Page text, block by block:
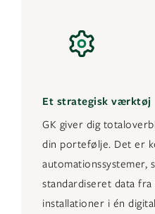
Et strategisk værktøj
GK giver dig
din portefølje. Det er
automationssystemer,
standardiseret data fra
installationer i én